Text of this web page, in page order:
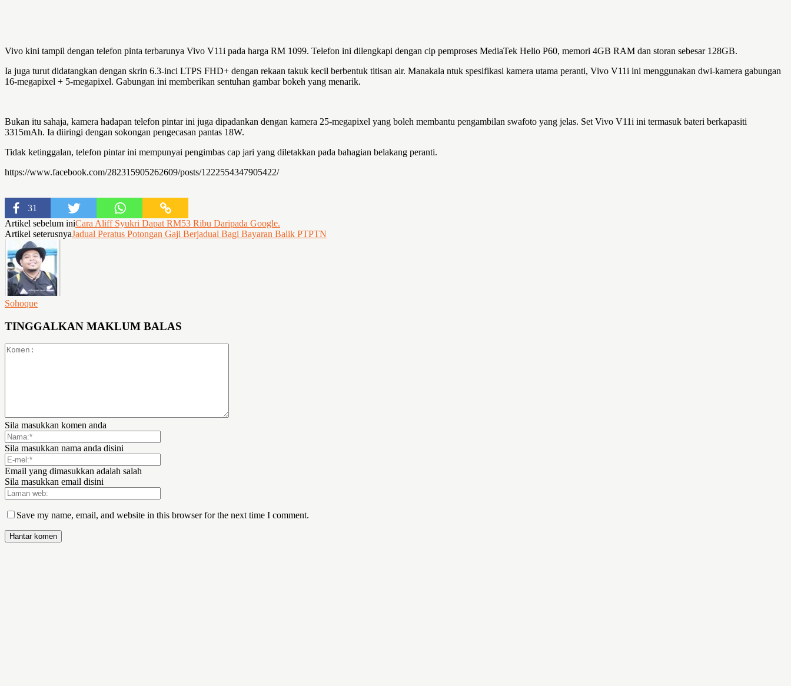
Vivo kini tampil dengan telefon pinta terbarunya Vivo V11i pada harga RM 1099. Telefon ini dilengkapi dengan cip pemproses MediaTek Helio P60, memori 4GB RAM dan storan sebesar 128GB.
Ia juga turut didatangkan dengan skrin 6.3-inci LTPS FHD+ dengan rekaan takuk kecil berbentuk titisan air. Manakala ntuk spesifikasi kamera utama peranti, Vivo V11i ini menggunakan dwi-kamera gabungan
16-megapixel + 5-megapixel. Gabungan ini memberikan sentuhan gambar bokeh yang menarik.
Bukan itu sahaja, kamera hadapan telefon pintar ini juga dipadankan dengan kamera 25-megapixel yang boleh membantu pengambilan swafoto yang jelas. Set Vivo V11i ini termasuk bateri berkapasiti
3315mAh. Ia diiringi dengan sokongan pengecasan pantas 18W.
Tidak ketinggalan, telefon pintar ini mempunyai pengimbas cap jari yang diletakkan pada bahagian belakang peranti.
https://www.facebook.com/282315905262609/posts/1222554347905422/
31
Artikel sebelum iniCara Aliff Syukri Dapat RM53 Ribu Daripada Google.
Artikel seterusnyaJadual Peratus Potongan Gaji Berjadual Bagi Bayaran Balik PTPTN
Sohoque
TINGGALKAN MAKLUM BALAS
Sila masukkan komen anda
Sila masukkan nama anda disini
Email yang dimasukkan adalah salah
Sila masukkan email disini
Save my name, email, and website in this browser for the next time I comment.